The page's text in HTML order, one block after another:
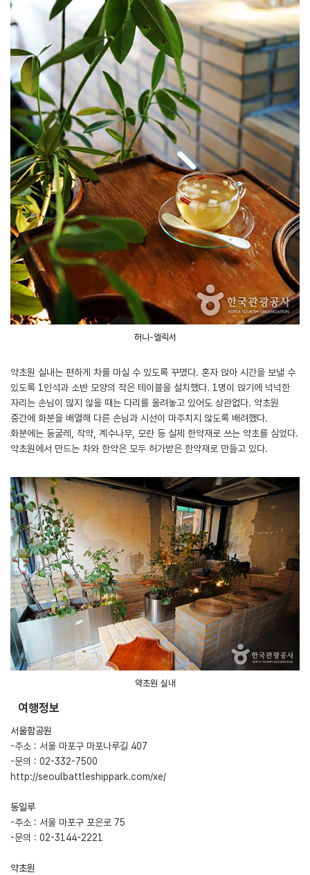
허니-엘릭서
약초원 실내는 편하게 차를 마실 수 있도록 꾸몄다. 혼자 앉아 시간을 보낼 수
있도록 1인석과 소반 모양의 작은 테이블을 설치했다. 1명이 앉기에 넉넉한
자리는 손님이 많지 않을 때는 다리를 올려놓고 있어도 상관없다. 약초원
중간에 화분을 배열해 다른 손님과 시선이 마주치지 않도록 배려했다.
화분에는 둥굴레, 작약, 계수나무, 모란 등 실제 한약재로 쓰는 약초를 심었다.
약초원에서 만드는 차와 한약은 모두 허가받은 한약재로 만들고 있다.
약초원 실내
여행정보
서울함공원
-주소 : 서울 마포구 마포나루길 407
-문의 : 02-332-7500
http://seoulbattleshippark.com/xe/
동일루
-주소 : 서울 마포구 포은로 75
-문의 : 02-3144-2221
약초원